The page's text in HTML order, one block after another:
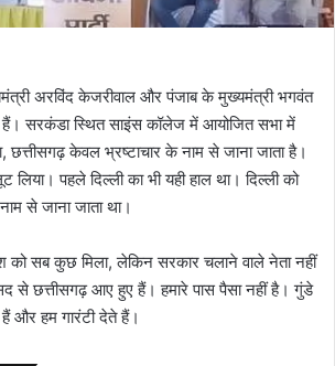
अरविंद केजरीवाल और पंजाब के मुख्यमंत्री भगवंत
सरकंडा स्थित साइंस कॉलेज में आयोजित सभा में
छत्तीसगढ़ केवल भ्रष्टाचार के नाम से जाना जाता है।
लिया। पहले दिल्ली का भी यही हाल था। दिल्ली को
से जाना जाता था।
को सब कुछ मिला, लेकिन सरकार चलाने वाले नेता नहीं
से छत्तीसगढ़ आए हुए हैं। हमारे पास पैसा नहीं है। गुंडे
और हम गारंटी देते हैं।